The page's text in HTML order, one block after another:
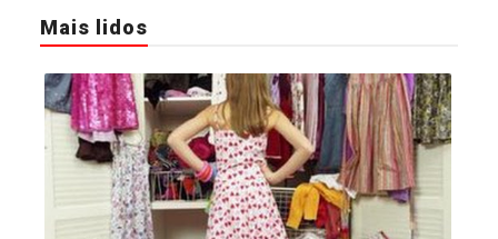
Mais lidos